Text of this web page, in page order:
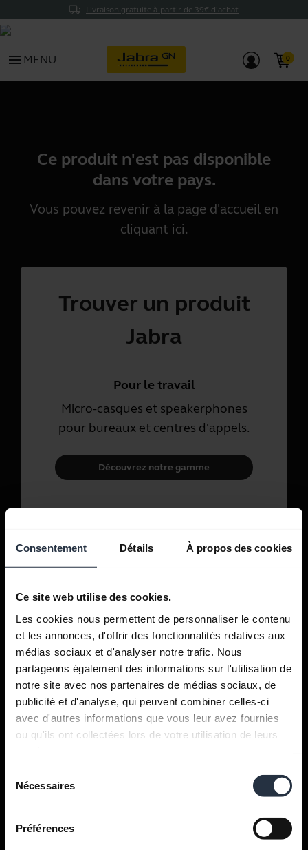
Livraison gratuite à partir de 39€ d'achat
Consentement Détails À propos des cookies
Ce site web utilise des cookies.
Les cookies nous permettent de personnaliser le contenu
et les annonces, d'offrir des fonctionnalités relatives aux
médias sociaux et d'analyser notre trafic. Nous
partageons également des informations sur l'utilisation de
notre site avec nos partenaires de médias sociaux, de
publicité et d'analyse, qui peuvent combiner celles-ci
avec d'autres informations que vous leur avez fournies
ou qu'ils ont collectées lors de votre utilisation de leurs
Nécessaires
Préférences
menu MENU
Ce produit n'est pas disponible
dans votre pays.
Vous pouvez revenir à la page d'accueil en
cliquant ici.
Trouver un produit
Jabra
Pour le travail
Micro-casques et speakerphones
pour bureaux et centres d'appels.
Découvrez notre gamme
Micro-casques et écouteurs pour
Découvrez notre gamme
Obtenir de l'aide
Jabra Direct
Support pour votre produit